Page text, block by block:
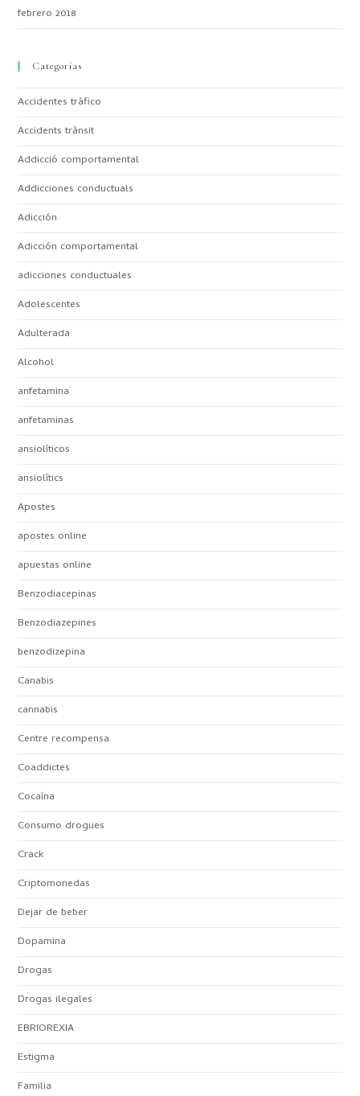
febrero 2018
Categorías
Accidentes tráfico
Accidents trànsit
Addicció comportamental
Addicciones conductuals
Adicción
Adicción comportamental
adicciones conductuales
Adolescentes
Adulterada
Alcohol
anfetamina
anfetaminas
ansiolíticos
ansiolítics
Apostes
apostes online
apuestas online
Benzodiacepinas
Benzodiazepines
benzodizepina
Canabis
cannabis
Centre recompensa
Coaddictes
Cocaína
Consumo drogues
Crack
Criptomonedas
Dejar de beber
Dopamina
Drogas
Drogas ilegales
EBRIOREXIA
Estigma
Familia